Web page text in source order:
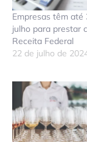
Empresas têm até
julho para prestar
Receita Federal
22 de julho de